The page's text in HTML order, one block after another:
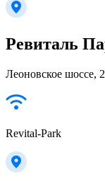
Ревиталь
Леоновское шоссе, 2
Revital-Park